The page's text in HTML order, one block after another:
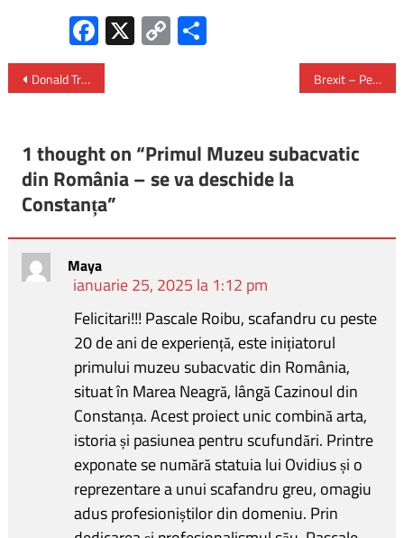
Fa
ce
b
ok
X C
o
nkaz
ă
Donald Trump vrea să retragă SUA din tratatul “Open Skies” Brexit – Peste 280000 de români au făcut cerere de rezidență în UK
1 thought on “Primul Muzeu subacvatic
din România – se va deschide la
Constanța”
Maya
ianuarie 25, 2025 la 1:12 pm
Felicitari!!! Pascale Roibu, scafandru cu peste
20 de ani de experiență, este inițiatorul
primului muzeu subacvatic din România,
situat în Marea Neagră, lângă Cazinoul din
Constanța. Acest proiect unic combină arta,
istoria și pasiunea pentru scufundări. Printre
exponate se numără statuia lui Ovidius și o
reprezentare a unui scafandru greu, omagiu
adus profesioniștilor din domeniu. Prin